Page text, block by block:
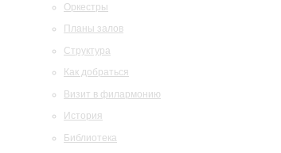
Оркестры
Планы залов
Структура
Как добраться
Визит в филармонию
История
Библиотека